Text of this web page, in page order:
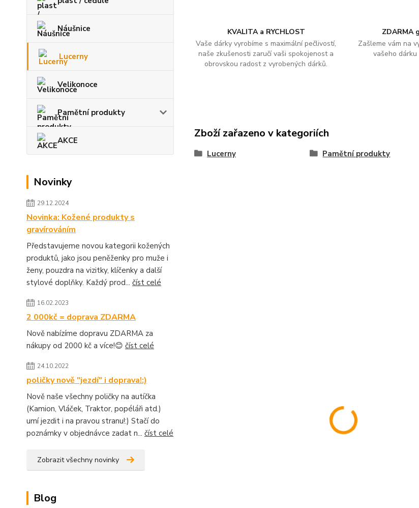
Náušnice
Lucerny
Velikonoce
Pamětní produkty
AKCE
Novinky
29.12.2024
Novinka: Kožené produkty s
gravírováním
Představujeme novou kategorii kožených
produktů, jako jsou peněženky pro muže i
ženy, pouzdra na vizitky, klíčenky a další
stylové doplňky. Každý prod... číst celé
16.02.2023
2 000kč = doprava ZDARMA
Nově nabízíme dopravu ZDARMA za
nákupy od 2000 kč a více!😊 číst celé
24.10.2022
poličky nově "jezdí" i doprava!:)
Nově naše všechny poličky na autíčka
(Kamion, Vláček, Traktor, popéláři atd.)
umí jezdit i na pravou stranu!:) Stačí do
poznámky v objednávce zadat n... číst celé
Zobrazit všechny novinky
Blog
KVALITA a RYCHLOST
Vaše dárky vyrobíme s maximální pečlivostí,
naše zkušenosti zaručí vaši spokojenost a
obrovskou radost z vyrobených dárků.
ZDARMA
Zašleme vám na
vašeho
Zboží zařazeno v kategoriích
Lucerny Pamětní produkty